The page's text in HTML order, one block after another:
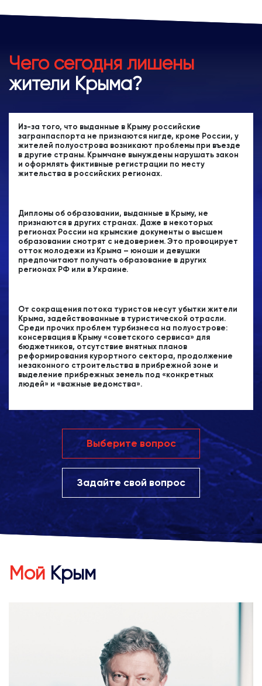
Чего сегодня лишены
жители Крыма?
Из-за того, что выданные в Крыму российские
загранпаспорта не признаются нигде, кроме России, у
жителей полуострова возникают проблемы при въезде
в другие страны. Крымчане вынуждены нарушать закон
и оформлять фиктивные регистрации по месту
жительства в российских регионах.
Дипломы об образовании, выданные в Крыму, не
признаются в других странах. Даже в некоторых
регионах России на крымские документы о высшем
образовании смотрят с недоверием. Это провоцирует
отток молодежи из Крыма – юноши и девушки
предпочитают получать образование в других
регионах РФ или в Украине.
От сокращения потока туристов несут убытки жители
Крыма, задействованные в туристической отрасли.
Среди прочих проблем турбизнеса на полуострове:
консервация в Крыму «советского сервиса» для
бюджетников, отсутствие внятных планов
реформирования курортного сектора, продолжение
незаконного строительства в прибрежной зоне и
выделение прибрежных земель под «конкретных
людей» и «важные ведомства».
Выберите вопрос
Задайте свой вопрос
Мой Крым